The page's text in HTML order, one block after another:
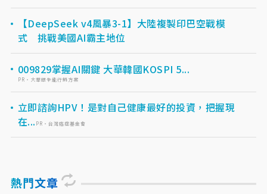
【DeepSeek v4風暴3-1】大陸複製印巴空戰模
式 挑戰美國AI霸主地位
009829掌握AI關鍵 大華韓國KOSPI 5...
PR・大華銀全能行銷方案
立即諮詢HPV！是對自己健康最好的投資，把握現
在... PR・台灣癌症基金會
熱門文章